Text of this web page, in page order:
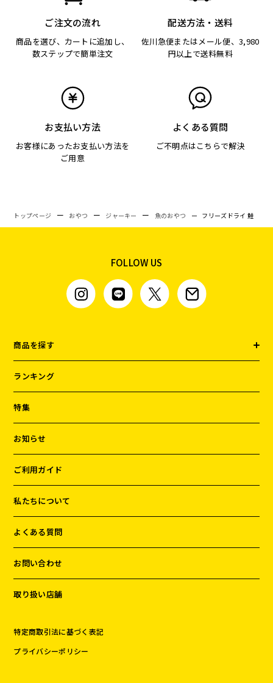
ご注文の流れ
商品を選び、カートに追加し、
数ステップで簡単注文
配送方法・送料
佐川急便またはメール便、3,980
円以上で送料無料
お支払い方法
お客様にあったお支払い方法を
ご用意
よくある質問
ご不明点はこちらで解決
トップページ おやつ ジャーキー 魚のおやつ フリーズドライ 鮭
FOLLOW US
商品を探す
ランキング
特集
お知らせ
ご利用ガイド
私たちについて
よくある質問
お問い合わせ
取り扱い店舗
特定商取引法に基づく表記
プライバシーポリシー